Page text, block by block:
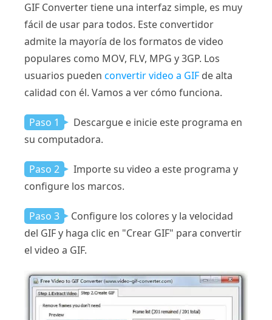
GIF Converter tiene una interfaz simple, es muy
fácil de usar para todos. Este convertidor
admite la mayoría de los formatos de video
populares como MOV, FLV, MPG y 3GP. Los
usuarios pueden convertir video a GIF de alta
calidad con él. Vamos a ver cómo funciona.
Paso 1
Descargue e inicie este programa en
su computadora.
Paso 2
Importe su video a este programa y
configure los marcos.
Paso 3
Configure los colores y la velocidad
del GIF y haga clic en "Crear GIF" para convertir
el video a GIF.